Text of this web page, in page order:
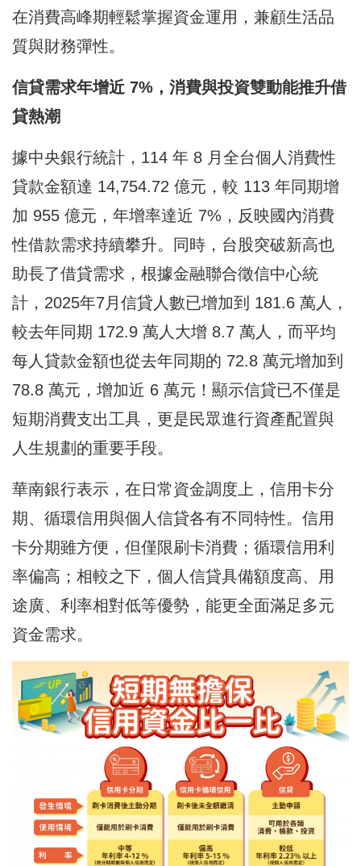
在消費高峰期輕鬆掌握資金運用，兼顧生活品
質與財務彈性。
信貸需求年增近 7%，消費與投資雙動能推升借
貸熱潮
據中央銀行統計，114 年 8 月全台個人消費性
貸款金額達 14,754.72 億元，較 113 年同期增
加 955 億元，年增率達近 7%，反映國內消費
性借款需求持續攀升。同時，台股突破新高也
助長了借貸需求，根據金融聯合徵信中心統
計，2025年7月信貸人數已增加到 181.6 萬人，
較去年同期 172.9 萬人大增 8.7 萬人，而平均
每人貸款金額也從去年同期的 72.8 萬元增加到
78.8 萬元，增加近 6 萬元！顯示信貸已不僅是
短期消費支出工具，更是民眾進行資產配置與
人生規劃的重要手段。
華南銀行表示，在日常資金調度上，信用卡分
期、循環信用與個人信貸各有不同特性。信用
卡分期雖方便，但僅限刷卡消費；循環信用利
率偏高；相較之下，個人信貸具備額度高、用
途廣、利率相對低等優勢，能更全面滿足多元
資金需求。